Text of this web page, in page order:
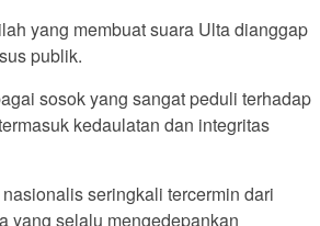
yang membuat suara Ulta dianggap
publik.
sosok yang sangat peduli terhadap
kedaulatan dan integritas
seringkali tercermin dari
yang selalu mengedepankan